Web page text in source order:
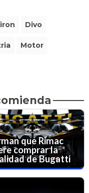
Divo
Motor
que Rimac
comprar la
de Bugatti